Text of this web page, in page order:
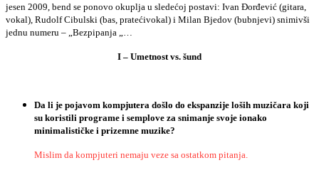
jesen 2009, bend se ponovo okuplja u sledećoj postavi: Ivan Đorđević (gitara,
vokal), Rudolf Cibulski (bas, pratećivokal) i Milan Bjedov (bubnjevi) snimivši
jednu numeru – „Bezpipanja „…
I – Umetnost vs. šund
Da li je pojavom kompjutera došlo do ekspanzije loših muzičara koji
su koristili programe i semplove za snimanje svoje ionako
minimalističke i prizemne muzike?
Mislim da kompjuteri nemaju veze sa ostatkom pitanja.